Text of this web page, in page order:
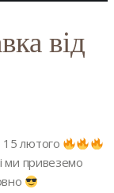
від
15 лютого
ми привеземо